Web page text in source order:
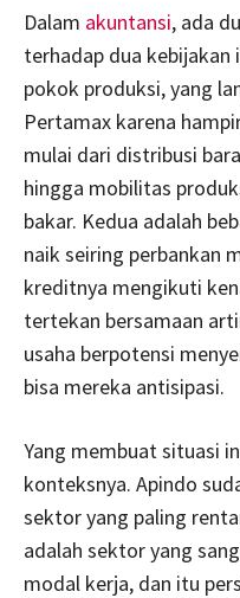
Dalam akuntansi, ada
terhadap dua kebijakan
pokok produksi, yang
Pertamax karena
mulai dari distribusi
hingga mobilitas
bakar. Kedua adalah
naik seiring perbankan
kreditnya mengikuti
tertekan bersamaan
usaha berpotensi
bisa mereka antisipasi.
Yang membuat situasi
konteksnya. Apindo
sektor yang paling
adalah sektor yang
modal kerja, dan itu